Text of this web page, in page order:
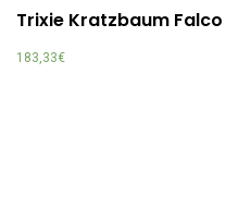
Trixie Kratzbaum Falco
183,33€